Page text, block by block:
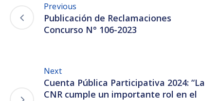
Previous
Publicación de Reclamaciones
Concurso N° 106-2023
Next
Cuenta Pública Participativa 2024: “La
CNR cumple un importante rol en el